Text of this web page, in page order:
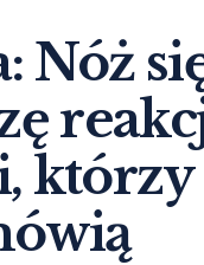
Nóż
którzy